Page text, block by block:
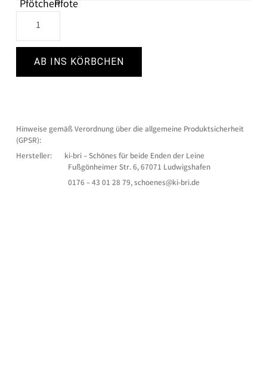
AB INS KÖRBCHEN
Hinweise gemäß Verordnung über die allgemeine Produktsicherheit
(GPSR):
Hersteller: ki-bri – Schönes für beide Enden der Leine
Fußgönheimer Str. 6, 67071 Ludwigshafen
0176 – 43 01 28 79, schoenes@ki-bri.de